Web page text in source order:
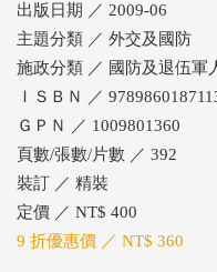
出版日期 ／ 2009-06
主題分類 ／ 外交及國防
施政分類 ／ 國防及退伍軍
ＩＳＢＮ ／
ＧＰＮ ／ 1009801360
頁數/張數/片數 ／ 392
裝訂 ／ 精裝
定價 ／ NT$ 400
9 折優惠價 ／ NT$ 360